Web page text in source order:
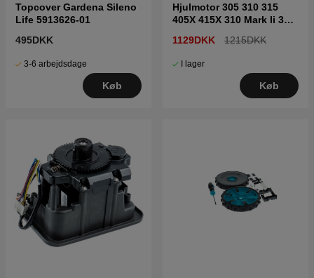
Topcover Gardena Sileno
Life 5913626-01
495DKK
3-6 arbejdsdage
Køb
Hjulmotor 305 310 315
405X 415X 310 Mark Ii 315
1129DKK 1215DKK
I lager
Køb